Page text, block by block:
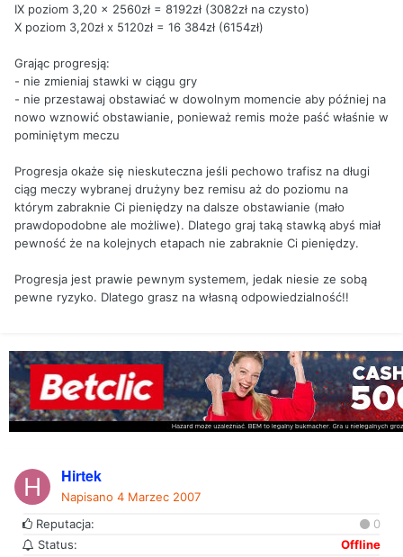
IX poziom 3,20 x 2560zł = 8192zł (3082zł na czysto)
X poziom 3,20zł x 5120zł = 16 384zł (6154zł)
Grając progresją:
- nie zmieniaj stawki w ciągu gry
- nie przestawaj obstawiać w dowolnym momencie aby później na
nowo wznowić obstawianie, ponieważ remis może paść właśnie w
pominiętym meczu
Progresja okaże się nieskuteczna jeśli pechowo trafisz na długi
ciąg meczy wybranej drużyny bez remisu aż do poziomu na
którym zabraknie Ci pieniędzy na dalsze obstawianie (mało
prawdopodobne ale możliwe). Dlatego graj taką stawką abyś miał
pewność że na kolejnych etapach nie zabraknie Ci pieniędzy.
Progresja jest prawie pewnym systemem, jedak niesie ze sobą
pewne ryzyko. Dlatego grasz na własną odpowiedzialność!!
Hirtek
Napisano 4 Marzec 2007
Reputacja:
0
Status:
Offline